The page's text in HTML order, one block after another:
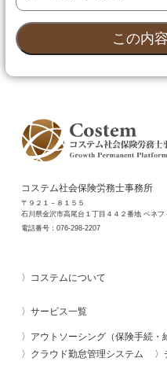
コステム社会保険労務士事務所
〒９２１－８１５５
石川県金沢市高尾台１丁目４４２番地 ベネ
電話番号： 076-298-2207
コステムについて
サービス一覧
アウトソーシング（保険手続・
クラウド勤怠管理システム